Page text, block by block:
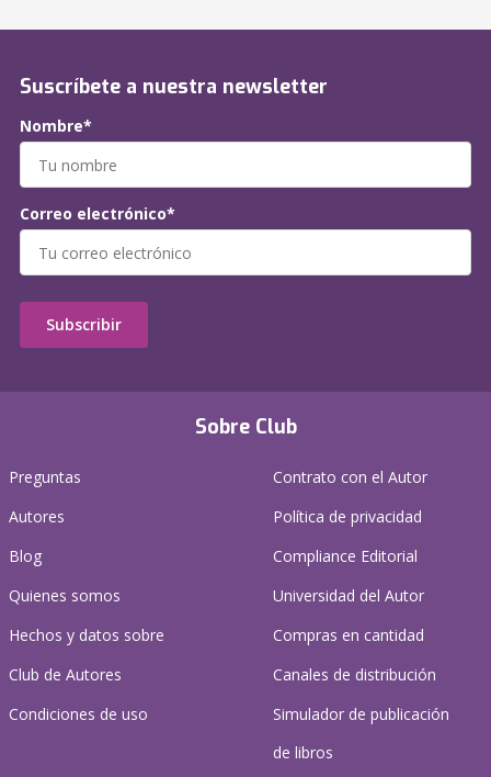
Sobre Club
Preguntas
Autores
Blog
Quienes somos
Hechos y datos sobre
Club de Autores
Condiciones de uso
Contrato con el Autor
Política de privacidad
Compliance Editorial
Universidad del Autor
Compras en cantidad
Canales de distribución
Simulador de publicación
de libros
Suscríbete a nuestra newsletter
Nombre*
Correo electrónico*
Subscribir